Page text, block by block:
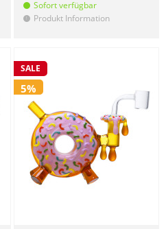
Sofort verfügbar
! Produkt Information
SALE
5%